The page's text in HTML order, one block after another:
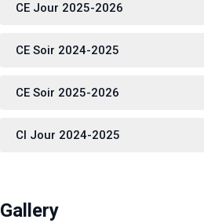
CE Jour 2025-2026
CE Soir 2024-2025
CE Soir 2025-2026
CI Jour 2024-2025
Gallery